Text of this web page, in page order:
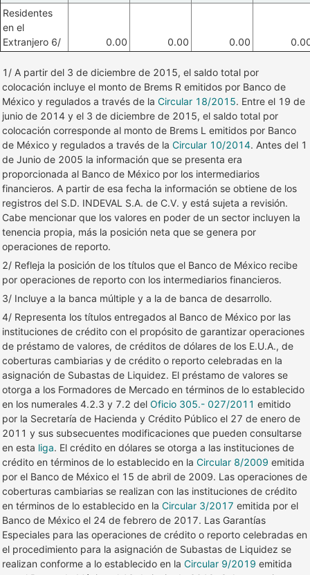
Residentes
en el
Extranjero 6/
0.00 0.00 0.00
1/ A partir del 3 de diciembre de 2015, el saldo total por
colocación incluye el monto de Brems R emitidos por Banco de
México y regulados a través de la Circular 18/2015. Entre el 19 de
junio de 2014 y el 3 de diciembre de 2015, el saldo total por
colocación corresponde al monto de Brems L emitidos por Banco
de México y regulados a través de la Circular 10/2014. Antes del 1
de Junio de 2005 la información que se presenta era
proporcionada al Banco de México por los intermediarios
financieros. A partir de esa fecha la información se obtiene de los
registros del S.D. INDEVAL S.A. de C.V. y está sujeta a revisión.
Cabe mencionar que los valores en poder de un sector incluyen la
tenencia propia, más la posición neta que se genera por
operaciones de reporto.
2/ Refleja la posición de los títulos que el Banco de México recibe
por operaciones de reporto con los intermediarios financieros.
3/ Incluye a la banca múltiple y a la de banca de desarrollo.
4/ Representa los títulos entregados al Banco de México por las
instituciones de crédito con el propósito de garantizar operaciones
de préstamo de valores, de créditos de dólares de los E.U.A., de
coberturas cambiarias y de crédito o reporto celebradas en la
asignación de Subastas de Liquidez. El préstamo de valores se
otorga a los Formadores de Mercado en términos de lo establecido
en los numerales 4.2.3 y 7.2 del Oficio 305.- 027/2011 emitido
por la Secretaría de Hacienda y Crédito Público el 27 de enero de
2011 y sus subsecuentes modificaciones que pueden consultarse
en esta liga. El crédito en dólares se otorga a las instituciones de
crédito en términos de lo establecido en la Circular 8/2009 emitida
por el Banco de México el 15 de abril de 2009. Las operaciones de
coberturas cambiarias se realizan con las instituciones de crédito
en términos de lo establecido en la Circular 3/2017 emitida por el
Banco de México el 24 de febrero de 2017. Las Garantías
Especiales para las operaciones de crédito o reporto celebradas en
el procedimiento para la asignación de Subastas de Liquidez se
realizan conforme a lo establecido en la Circular 9/2019 emitida